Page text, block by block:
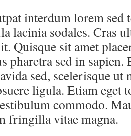
interdum lorem sed
lacinia sodales. Cras
Quisque sit amet
pharetra sed in
sed, scelerisque ut
ligula. Etiam eget
commodo.
fringilla vitae magna.